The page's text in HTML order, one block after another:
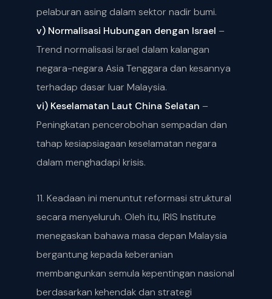
pelaburan asing dalam sektor nadir bumi.
v) Normalisasi Hubungan dengan Israel –
Trend normalisasi Israel dalam kalangan
negara-negara Asia Tenggara dan kesannya
terhadap dasar luar Malaysia.
vi) Keselamatan Laut China Selatan –
Peningkatan pencerobohan sempadan dan
tahap kesiapsiagaan keselamatan negara
dalam menghadapi krisis.
11. Keadaan ini menuntut reformasi struktural
secara menyeluruh. Oleh itu, IRIS Institute
menegaskan bahawa masa depan Malaysia
bergantung kepada keberanian
membangunkan semula kepentingan nasional
berdasarkan kehendak dan strategi